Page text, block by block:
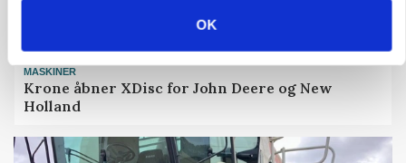
OK
MASKINER
Krone åbner XDisc for John Deere og New
Holland